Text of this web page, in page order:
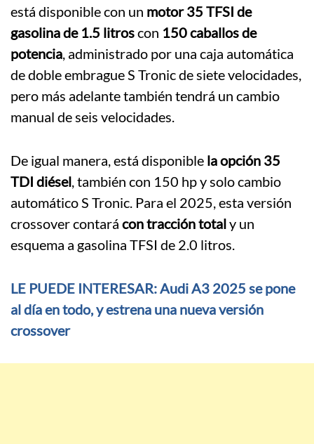
está disponible con un motor 35 TFSI de
gasolina de 1.5 litroscon 150 caballos de
potencia, administrado por una caja automática
de doble embrague S Tronic de siete velocidades,
pero más adelante también tendrá un cambio
manual de seis velocidades.
De igual manera, está disponible la opción 35
TDI diésel, también con 150 hp y solo cambio
automático S Tronic. Para el 2025, esta versión
crossover contará con tracción totaly un
esquema a gasolina TFSI de 2.0 litros.
LE PUEDE INTERESAR: Audi A3 2025 se pone
al día en todo, y estrena una nueva versión
crossover